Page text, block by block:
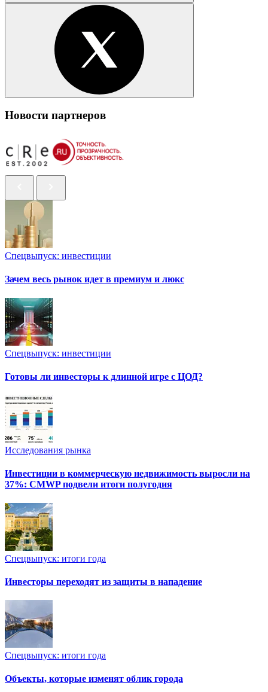
Новости партнеров
Спецвыпуск: инвестиции
Зачем весь рынок идет в премиум и люкс
Спецвыпуск: инвестиции
Готовы ли инвесторы к длинной игре с ЦОД?
Исследования рынка
Инвестиции в коммерческую недвижимость выросли на
37%: CMWP подвели итоги полугодия
Спецвыпуск: итоги года
Инвесторы переходят из защиты в нападение
Спецвыпуск: итоги года
Объекты, которые изменят облик города